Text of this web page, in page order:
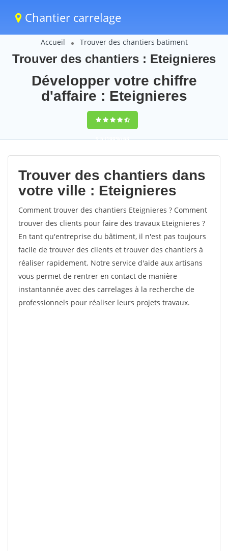
Chantier carrelage
Accueil Trouver des chantiers batiment
Trouver des chantiers : Eteignieres
Développer votre chiffre
d'affaire : Eteignieres
9,5(100%)63
votes
Trouver des chantiers dans
votre ville : Eteignieres
Comment trouver des chantiers Eteignieres ? Comment
trouver des clients pour faire des travaux Eteignieres ?
En tant qu'entreprise du bâtiment, il n'est pas toujours
facile de trouver des clients et trouver des chantiers à
réaliser rapidement. Notre service d'aide aux artisans
vous permet de rentrer en contact de manière
instantannée avec des carrelages à la recherche de
professionnels pour réaliser leurs projets travaux.